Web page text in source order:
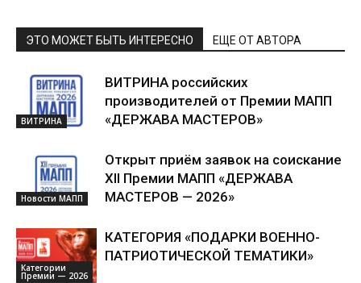
ЭТО МОЖЕТ БЫТЬ ИНТЕРЕСНО ЕЩЕ ОТ АВТОРА
ВИТРИНА
ВИТРИНА российских
производителей от Премии МАПП
«ДЕРЖАВА МАСТЕРОВ»
Новости МАПП
Открыт приём заявок на соискание
XII Премии МАПП «ДЕРЖАВА
МАСТЕРОВ — 2026»
Категории
Премии — 2026
КАТЕГОРИЯ «ПОДАРКИ ВОЕННО-
ПАТРИОТИЧЕСКОЙ ТЕМАТИКИ»